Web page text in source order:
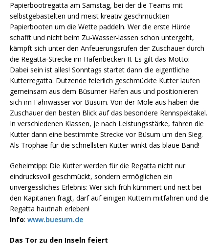
Papierbootregatta am Samstag, bei der die Teams mit
selbstgebastelten und meist kreativ geschmückten
Papierbooten um die Wette paddeln. Wer die erste Hürde
schafft und nicht beim Zu-Wasser-lassen schon untergeht,
kämpft sich unter den Anfeuerungsrufen der Zuschauer durch
die Regatta-Strecke im Hafenbecken II. Es gilt das Motto:
Dabei sein ist alles! Sonntags startet dann die eigentliche
Kutterregatta. Dutzende feierlich geschmückte Kutter laufen
gemeinsam aus dem Büsumer Hafen aus und positionieren
sich im Fahrwasser vor Büsum. Von der Mole aus haben die
Zuschauer den besten Blick auf das besondere Rennspektakel.
In verschiedenen Klassen, je nach Leistungsstärke, fahren die
Kutter dann eine bestimmte Strecke vor Büsum um den Sieg.
Als Trophäe für die schnellsten Kutter winkt das blaue Band!
Geheimtipp: Die Kutter werden für die Regatta nicht nur
eindrucksvoll geschmückt, sondern ermöglichen ein
unvergessliches Erlebnis: Wer sich früh kümmert und nett bei
den Kapitänen fragt, darf auf einigen Kuttern mitfahren und die
Regatta hautnah erleben!
Info: www.buesum.de
Das Tor zu den Inseln feiert